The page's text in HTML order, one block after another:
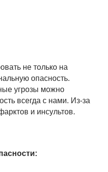
не только на
опасность.
угрозы можно
всегда с нами. Из-за
и инсультов.